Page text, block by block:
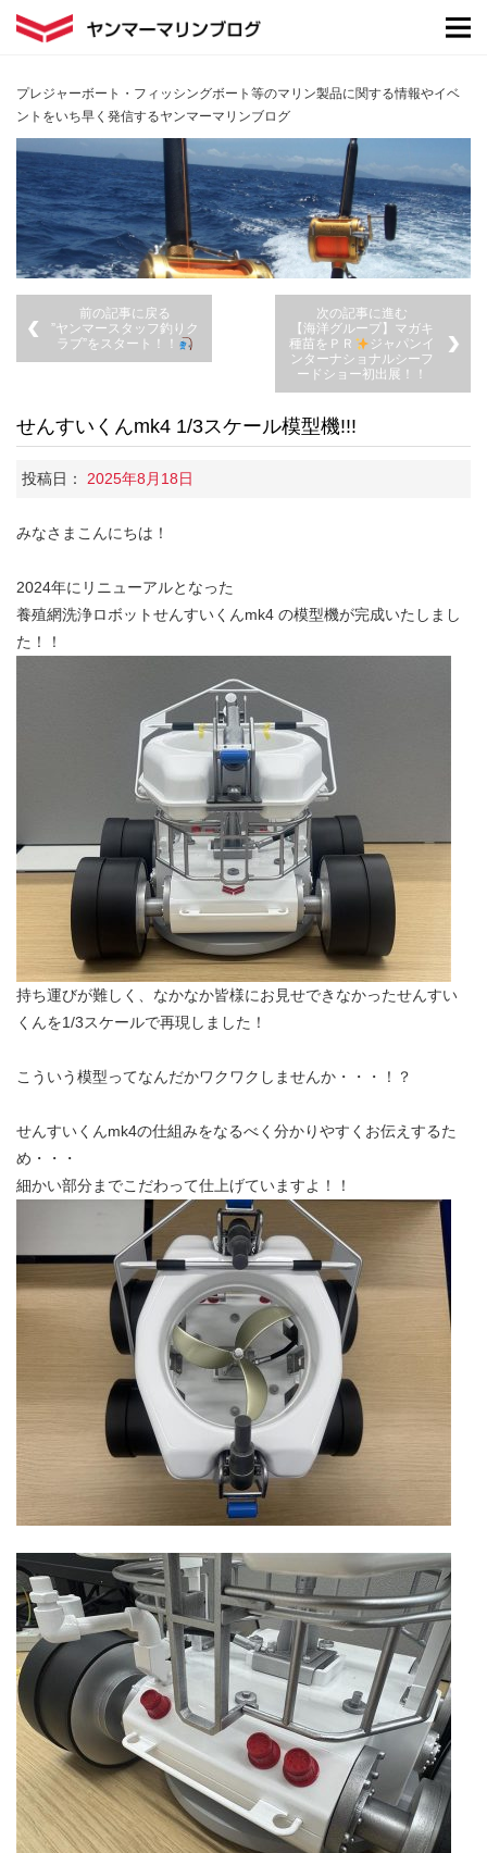
プレジャーボート・フィッシングボート等のマリン製品に関する情報やイベ
ントをいち早く発信するヤンマーマリンブログ
前の記事に戻る
”ヤンマースタッフ釣りク
ラブ”をスタート！！
次の記事に進む
【海洋グループ】マガキ
種苗をＰＲ
ジャパンイ
ンターナショナルシーフ
ードショー初出展！！
せんすいくんmk4 1/3スケール模型機!!!
投稿日： 2025年8月18日
みなさまこんにちは！
2024年にリニューアルとなった
養殖網洗浄ロボットせんすいくんmk4 の模型機が完成いたしまし
た！！
持ち運びが難しく、なかなか皆様にお見せできなかったせんすい
くんを1/3スケールで再現しました！
こういう模型ってなんだかワクワクしませんか・・・！？
せんすいくんmk4の仕組みをなるべく分かりやすくお伝えするた
め・・・
細かい部分までこだわって仕上げていますよ！！